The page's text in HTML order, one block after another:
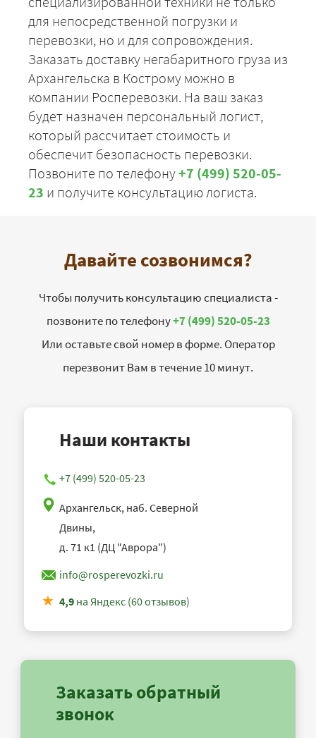
для непосредственной погрузки и
перевозки, но и для сопровождения.
Заказать доставку негабаритного груза из
Архангельска в Кострому можно в
компании Росперевозки. На ваш заказ
будет назначен персональный логист,
который рассчитает стоимость и
обеспечит безопасность перевозки.
Позвоните по телефону+7 (499) 520-05-
23 и получите консультацию логиста.
Давайте созвонимся?
Чтобы получить консультацию специалиста -
позвоните по телефону+7 (499) 520-05-23
Или оставьте свой номер в форме. Оператор
перезвонит Вам в течение 10 минут.
Наши контакты
+7 (499) 520-05-23
Архангельск, наб. Северной
Двины,
д. 71 к1 (ДЦ "Аврора")
info@rosperevozki.ru
4,9 на Яндекс (60 отзывов)
Заказать обратный
звонок